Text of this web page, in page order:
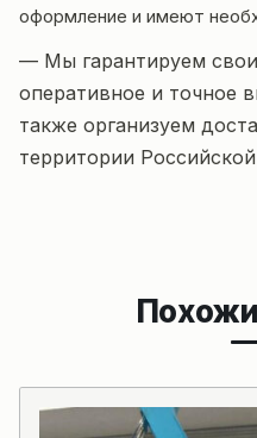
оформление и имеют
— Мы гарантируем
оперативное и точное
также организуем
территории